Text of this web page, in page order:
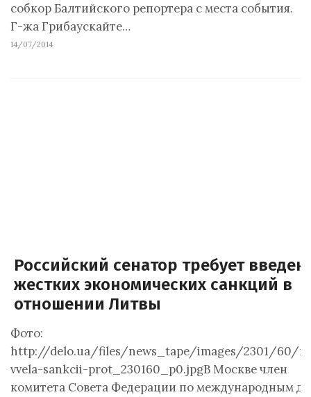
собкор Балтийского репортера с места события.
Г-жа Грибаускайте…
14/07/2014
Российский сенатор требует
жестких экономических санкций в
отношении Литвы
Фото:
http://delo.ua/files/news_tape/images/2301/60/
vvela-sankcii-prot_230160_p0.jpgВ Москве член
комитета Совета Федерации по международным